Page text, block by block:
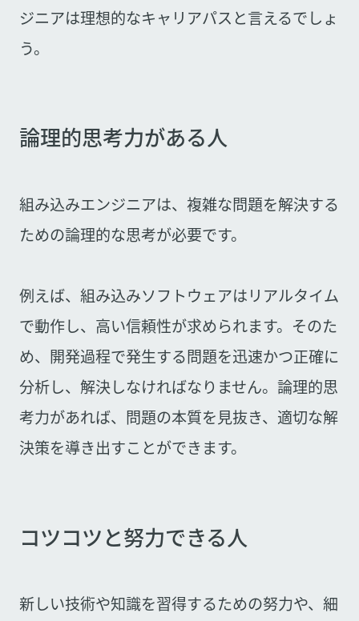
ジニアは理想的なキャリアパスと言えるでしょ
う。
論理的思考力がある人
組み込みエンジニアは、複雑な問題を解決する
ための論理的な思考が必要です。
例えば、組み込みソフトウェアはリアルタイム
で動作し、高い信頼性が求められます。そのた
め、開発過程で発生する問題を迅速かつ正確に
分析し、解決しなければなりません。論理的思
考力があれば、問題の本質を見抜き、適切な解
決策を導き出すことができます。
コツコツと努力できる人
新しい技術や知識を習得するための努力や、細